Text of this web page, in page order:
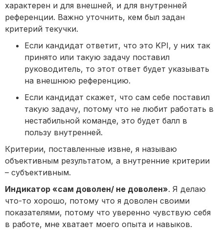
характерен и для внешней, и для внутренней
референции. Важно уточнить, кем был задан
критерий текучки.
Если кандидат ответит, что это KPI, у них так
принято или такую задачу поставил
руководитель, то этот ответ будет указывать
на внешнюю референцию.
Если кандидат скажет, что сам себе поставил
такую задачу, потому что не любит работать в
нестабильной команде, это будет балл в
пользу внутренней.
Критерии, поставленные извне, я называю
объективным результатом, а внутренние критерии
– субъективным.
Индикатор «сам доволен/ не доволен». Я делаю
что-то хорошо, потому что я доволен своими
показателями, потому что уверенно чувствую себя
в работе, мне хватает моего опыта и навыков.